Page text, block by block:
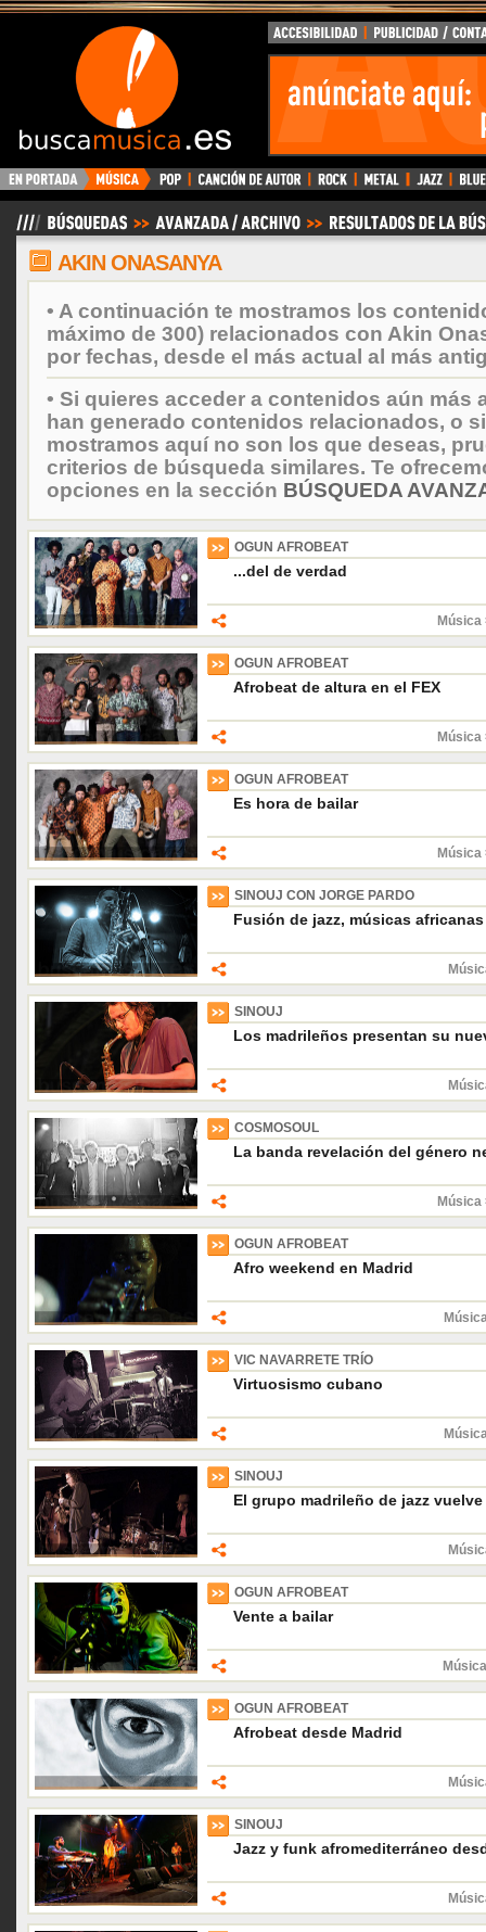
BuscaMusica.es
AKIN ONASANYA
• A continuación te mostramos los
máximo de 300) relacionados con Akin
por fechas, desde el más actual al más
• Si quieres acceder a contenidos aún más
han generado contenidos relacionados, o
mostramos aquí no son los que deseas,
criterios de búsqueda similares. Te
opciones en la sección BÚSQUEDA
OGUN AFROBEAT
...del de verdad
Música
OGUN AFROBEAT
Afrobeat de altura en el FEX
Música
OGUN AFROBEAT
Es hora de bailar
Música
SINOUJ CON JORGE PARDO
Fusión de jazz, músicas
SINOUJ
Los madrileños presentan su
COSMOSOUL
La banda revelación del género
Música
OGUN AFROBEAT
Afro weekend en Madrid
VIC NAVARRETE TRÍO
Virtuosismo cubano
SINOUJ
El grupo madrileño de jazz
OGUN AFROBEAT
Vente a bailar
OGUN AFROBEAT
Afrobeat desde Madrid
SINOUJ
Jazz y funk afromediterráneo